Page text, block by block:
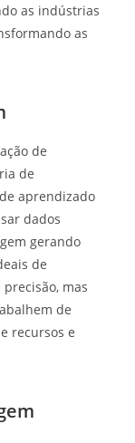
as indústrias
as
de
de
aprendizado
dados
gerando
de
mas
de
recursos e